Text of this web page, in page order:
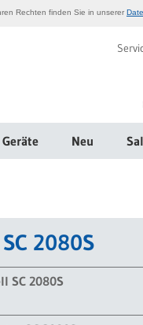
Neu
2080S
SC 2080S
Rechten finden Sie in unserer